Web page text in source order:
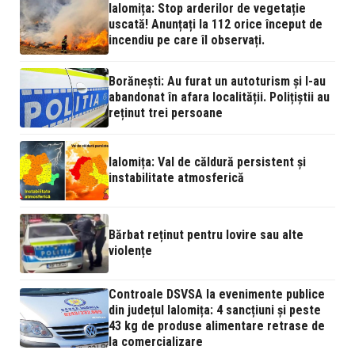
Ialomița: Stop arderilor de vegetație
uscată! Anunțați la 112 orice început de
incendiu pe care îl observați.
Borănești: Au furat un autoturism și l-au
abandonat în afara localității. Polițiștii au
reținut trei persoane
Ialomița: Val de căldură persistent și
instabilitate atmosferică
Bărbat reținut pentru lovire sau alte
violențe
Controale DSVSA la evenimente publice
din județul Ialomița: 4 sancțiuni și peste
43 kg de produse alimentare retrase de
la comercializare